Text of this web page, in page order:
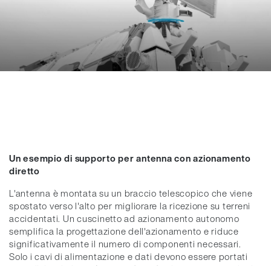
Un esempio di supporto per antenna con azionamento
diretto
L'antenna è montata su un braccio telescopico che viene
spostato verso l'alto per migliorare la ricezione su terreni
accidentati. Un cuscinetto ad azionamento autonomo
semplifica la progettazione dell'azionamento e riduce
significativamente il numero di componenti necessari.
Solo i cavi di alimentazione e dati devono essere portati